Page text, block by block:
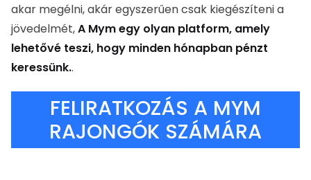
akar megélni, akár egyszerűen csak kiegészíteni a
jövedelmét,A Mym egy olyan platform, amely
lehetővé teszi, hogy minden hónapban pénzt
keressünk..
FELIRATKOZÁS A MYM
RAJONGÓK SZÁMÁRA